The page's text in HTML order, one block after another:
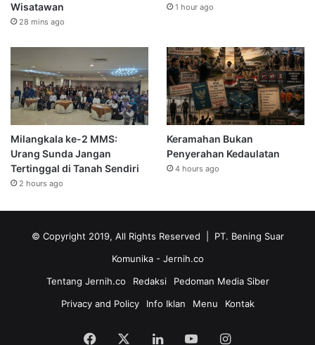
Wisatawan
28 mins ago
1 hour ago
Milangkala ke-2 MMS:
Urang Sunda Jangan
Tertinggal di Tanah Sendiri
2 hours ago
Keramahan Bukan
Penyerahan Kedaulatan
4 hours ago
© Copyright 2019, All Rights Reserved | PT. Bening Suar
Komunika - Jernih.co
Tentang Jernih.co
Redaksi
Pedoman Media Siber
Privacy and Policy
Info Iklan Menu Kontak
Facebook LinkedInYouTubeInstagram